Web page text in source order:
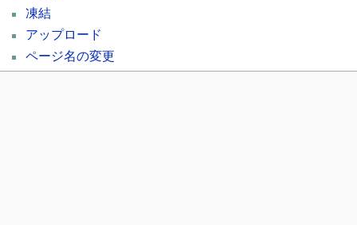
凍結
アップロード
ページ名の変更